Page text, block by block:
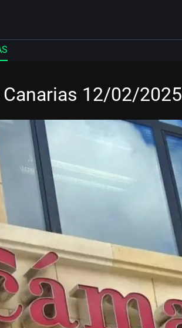
Canarias 12/02/2025